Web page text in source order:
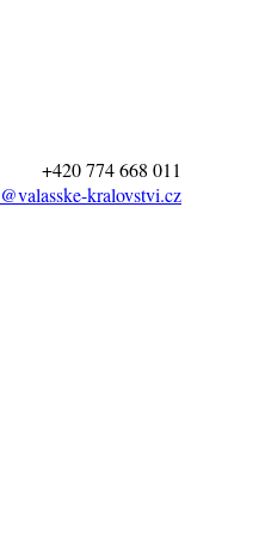
+420 774 668 011
kralovstvi.cz